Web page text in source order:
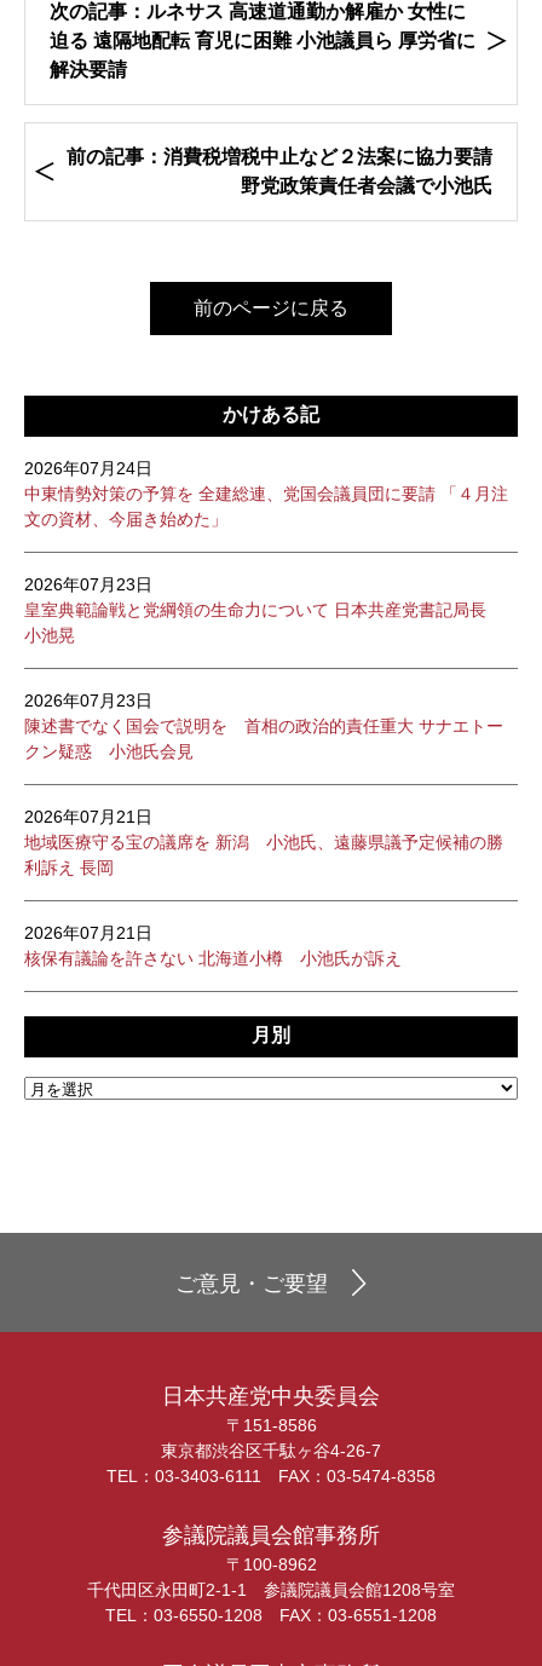
次の記事：ルネサス 高速道通勤か解雇か 女性に
迫る 遠隔地配転 育児に困難 小池議員ら 厚労省に
解決要請
前の記事：消費税増税中止など２法案に協力要請
野党政策責任者会議で小池氏
前のページに戻る
かけある記
2026年07月24日
中東情勢対策の予算を 全建総連、党国会議員団に要請 「４月注
文の資材、今届き始めた」
2026年07月23日
皇室典範論戦と党綱領の生命力について 日本共産党書記局長
小池晃
2026年07月23日
陳述書でなく国会で説明を 首相の政治的責任重大 サナエトー
クン疑惑 小池氏会見
2026年07月21日
地域医療守る宝の議席を 新潟 小池氏、遠藤県議予定候補の勝
利訴え 長岡
2026年07月21日
核保有議論を許さない 北海道小樽 小池氏が訴え
月別
ご意見・ご要望
日本共産党中央委員会
〒151-8586
東京都渋谷区千駄ヶ谷4-26-7
TEL：03-3403-6111 FAX：03-5474-8358
参議院議員会館事務所
〒100-8962
千代田区永田町2-1-1 参議院議員会館1208号室
TEL：03-6550-1208 FAX：03-6551-1208